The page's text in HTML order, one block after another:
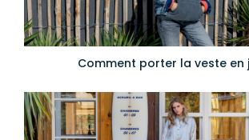
Comment porter la veste en